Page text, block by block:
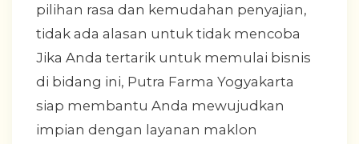
pilihan rasa dan kemudahan penyajian,
tidak ada alasan untuk tidak mencoba
Jika Anda tertarik untuk memulai bisnis
di bidang ini, Putra Farma Yogyakarta
siap membantu Anda mewujudkan
impian dengan layanan maklon